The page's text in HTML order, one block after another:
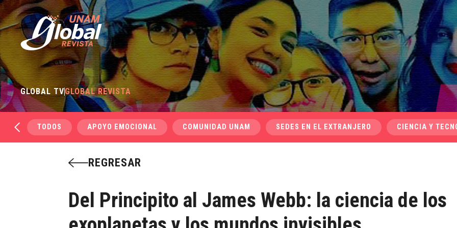
GLOBAL TVGLOBAL REVISTA
TODOS APOYO EMOCIONAL COMUNIDAD UNAM SEDES EN EL EXTRANJERO CIENCIA Y
REGRESAR
Del Principito al James Webb: la ciencia de los